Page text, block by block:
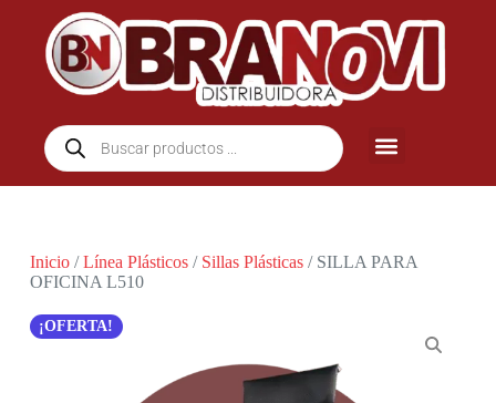
Inicio/Línea Plásticos/ Sillas Plásticas/ SILLA PARA
OFICINA L510
¡OFERTA!